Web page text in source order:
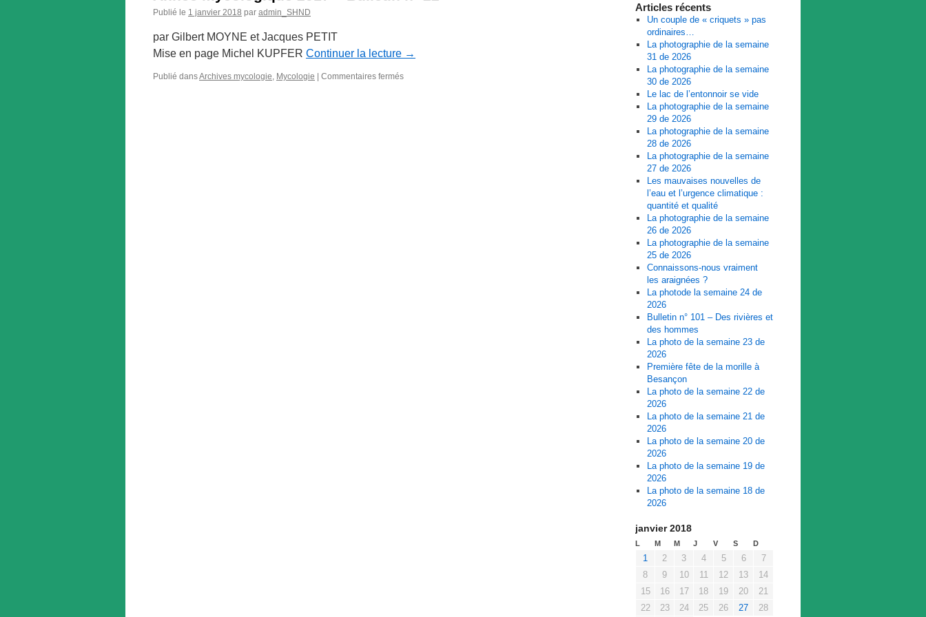
Publié le 1 janvier 2018 par admin_SHND
par Gilbert MOYNE et Jacques PETIT
Mise en page Michel KUPFER Continuer la lecture →
Publié dansArchives mycologie, Mycologie Commentaires ferméssur
Articles récents
Un couple de « criquets » pas
ordinaires…
La photographie de la semaine
31 de 2026
La photographie de la semaine
30 de 2026
Le lac de l’entonnoir se vide
La photographie de la semaine
29 de 2026
La photographie de la semaine
28 de 2026
La photographie de la semaine
27 de 2026
Les mauvaises nouvelles de
l’eau et l’urgence climatique :
quantité et qualité
La photographie de la semaine
26 de 2026
La photographie de la semaine
25 de 2026
Connaissons-nous vraiment
les araignées ?
La photode la semaine 24 de
2026
Bulletin n° 101 – Des rivières et
des hommes
La photo de la semaine 23 de
2026
Première fête de la morille à
Besançon
La photo de la semaine 22 de
2026
La photo de la semaine 21 de
2026
La photo de la semaine 20 de
2026
La photo de la semaine 19 de
2026
La photo de la semaine 18 de
2026
janvier 2018
L M M J V S D
1 2 3 4 5 6
7
8
9 10 11 12 13
14
15
16 17 18 19 20
21
22
23 24 25 26 27 28